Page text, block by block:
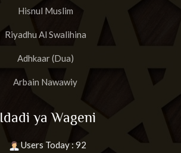
Hisnul Muslim
Riyadhu Al Swalihina
Adhkaar (Dua)
Arbain Nawawiy
Idadi ya Wageni
Users Today : 92